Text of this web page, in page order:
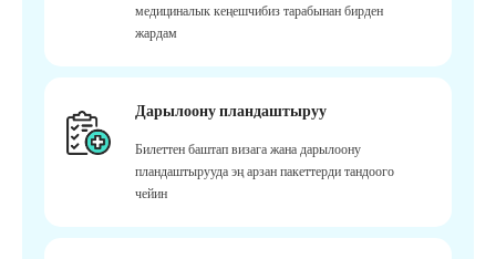
медициналык кеңешчибиз тарабынан бирден
жардам
Дарылоону пландаштыруу
Билеттен баштап визага жана дарылоону
пландаштырууда эң арзан пакеттерди тандоого
чейин